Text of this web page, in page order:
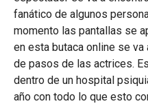
fanático de algunos
momento las pantallas se
en esta butaca online se
de pasos de las actrices.
dentro de un hospital
año con todo lo que esto